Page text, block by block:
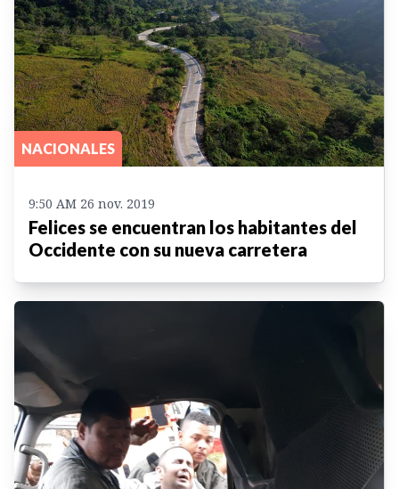
NACIONALES
9:50 AM 26 nov. 2019
Felices se encuentran los habitantes del
Occidente con su nueva carretera